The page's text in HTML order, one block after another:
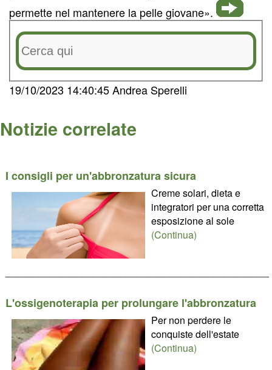
permette nel mantenere la pelle giovane».
19/10/2023 14:40:45 Andrea Sperelli
Notizie correlate
I consigli per un'abbronzatura sicura
Creme solari, dieta e
integratori per una corretta
esposizione al sole
(Continua)
L'ossigenoterapia per prolungare l'abbronzatura
Per non perdere le
conquiste dell'estate
(Continua)